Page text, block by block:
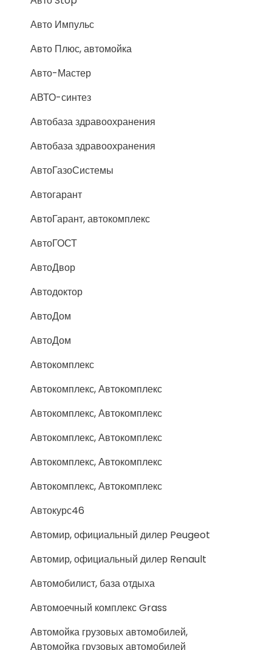
Авто Импульс
Авто Плюс, автомойка
Авто-Мастер
АВТО-синтез
Автобаза здравоохранения
Автобаза здравоохранения
АвтоГазоСистемы
Автогарант
АвтоГарант, автокомплекс
АвтоГОСТ
АвтоДвор
Автодоктор
АвтоДом
АвтоДом
Автокомплекс
Автокомплекс, Автокомплекс
Автокомплекс, Автокомплекс
Автокомплекс, Автокомплекс
Автокомплекс, Автокомплекс
Автокомплекс, Автокомплекс
Автокурс46
Автомир, официальный дилер Peugeot
Автомир, официальный дилер Renault
Автомобилист, база отдыха
Автомоечный комплекс Grass
Автомойка грузовых автомобилей,
Автомойка грузовых автомобилей